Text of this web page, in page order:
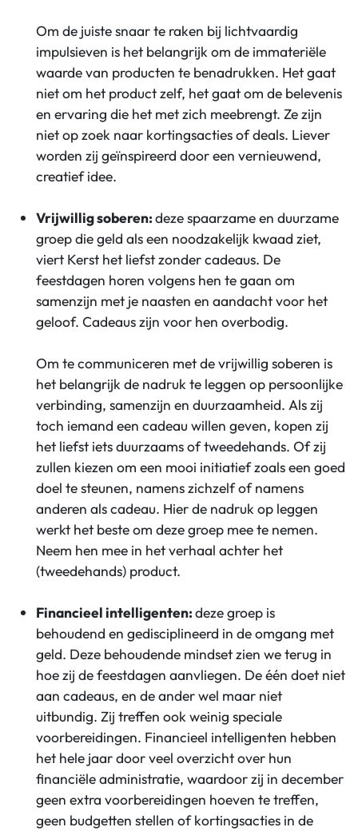
Om de juiste snaar te raken bij lichtvaardig
impulsieven is het belangrijk om de immateriële
waarde van producten te benadrukken. Het gaat
niet om het product zelf, het gaat om de belevenis
en ervaring die het met zich meebrengt. Ze zijn
niet op zoek naar kortingsacties of deals. Liever
worden zij geïnspireerd door een vernieuwend,
creatief idee.
Vrijwillig soberen:deze spaarzame en duurzame
groep die geld als een noodzakelijk kwaad ziet,
viert Kerst het liefst zonder cadeaus. De
feestdagen horen volgens hen te gaan om
samenzijn met je naasten en aandacht voor het
geloof. Cadeaus zijn voor hen overbodig.
Om te communiceren met de vrijwillig soberen is
het belangrijk de nadruk te leggen op persoonlijke
verbinding, samenzijn en duurzaamheid. Als zij
toch iemand een cadeau willen geven, kopen zij
het liefst iets duurzaams of tweedehands. Of zij
zullen kiezen om een mooi initiatief zoals een goed
doel te steunen, namens zichzelf of namens
anderen als cadeau. Hier de nadruk op leggen
werkt het beste om deze groep mee te nemen.
Neem hen mee in het verhaal achter het
(tweedehands) product.
Financieel intelligenten:deze groep is
behoudend en gedisciplineerd in de omgang met
geld. Deze behoudende mindset zien we terug in
hoe zij de feestdagen aanvliegen. De één doet niet
aan cadeaus, en de ander wel maar niet
uitbundig. Zij treffen ook weinig speciale
voorbereidingen. Financieel intelligenten hebben
het hele jaar door veel overzicht over hun
financiële administratie, waardoor zij in december
geen extra voorbereidingen hoeven te treffen,
geen budgetten stellen of kortingsacties in de